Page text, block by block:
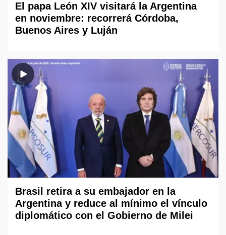
El papa León XIV visitará la Argentina
en noviembre: recorrerá Córdoba,
Buenos Aires y Luján
Brasil retira a su embajador en la
Argentina y reduce al mínimo el vínculo
diplomático con el Gobierno de Milei